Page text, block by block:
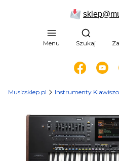
Menu
Otwórz
Szukaj
Musicsklep.pl Instrumenty